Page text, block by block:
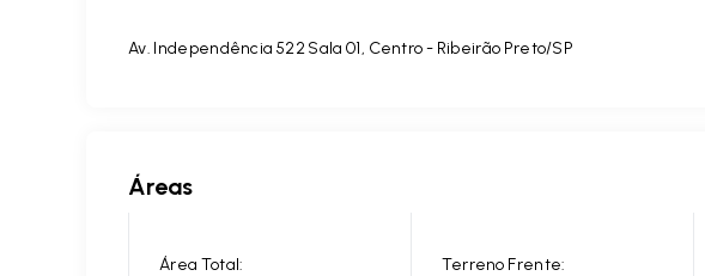
Av. Independência 522 Sala 01, Centro - Ribeirão Preto/SP
Áreas
Área Total:
Terreno Frente: